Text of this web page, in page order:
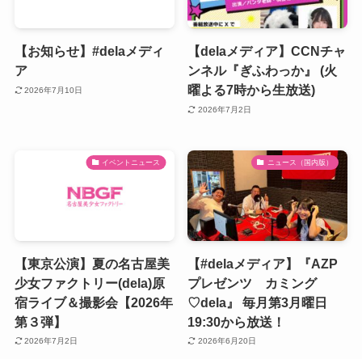
【お知らせ】#delaメディ
ア
2026年7月10日
【delaメディア】CCNチャ
ンネル『ぎふわっか』 (火
曜よる7時から生放送)
2026年7月2日
イベントニュース
【東京公演】夏の名古屋美
少女ファクトリー(dela)原
宿ライブ＆撮影会【2026年
第３弾】
2026年7月2日
ニュース（国内版）
【#delaメディア】『AZP
プレゼンツ カミング
♡dela』 毎月第3月曜日
19:30から放送！
2026年6月20日